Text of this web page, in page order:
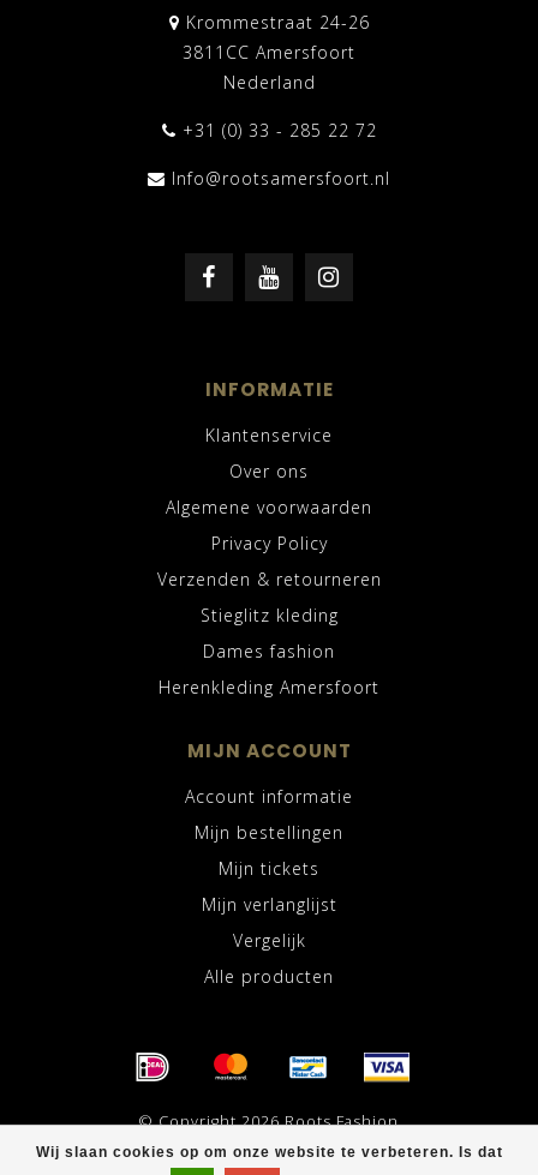
Wij slaan cookies op om onze website te verbeteren. Is dat
Krommestraat 24-26
3811CC Amersfoort
Nederland
+31 (0) 33 - 285 22 72
Info@rootsamersfoort.nl
INFORMATIE
Klantenservice
Over ons
Algemene voorwaarden
Privacy Policy
Verzenden & retourneren
Stieglitz kleding
Dames fashion
Herenkleding Amersfoort
MIJN ACCOUNT
Account informatie
Mijn bestellingen
Mijn tickets
Mijn verlanglijst
Vergelijk
Alle producten
© Copyright 2026 Roots Fashion